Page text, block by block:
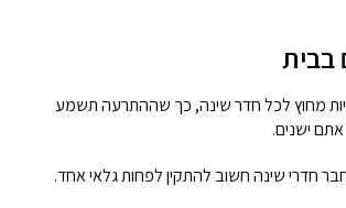
בבית
מחוץ לכל חדר שינה, כך שההתרעה תשמע
ישנים.
חדרי שינה חשוב להתקין לפחות גלאי אחד.